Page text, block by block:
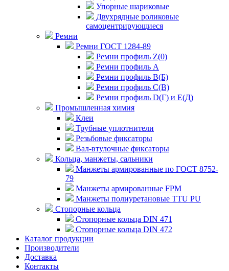
Упорные шариковые
Двухрядные роликовые
самоцентрирующиеся
Ремни
Ремни ГОСТ 1284-89
Ремни профиль Z(0)
Ремни профиль А
Ремни профиль В(Б)
Ремни профиль С(В)
Ремни профиль D(Г) и E(Д)
Промышленная химия
Клеи
Трубные уплотнители
Резьбовые фиксаторы
Вал-втулочные фиксаторы
Кольца, манжеты, сальники
Манжеты армированные по ГОСТ 8752-
79
Манжеты армированные FPM
Манжеты полиуретановые TTU PU
Стопорные кольца
Стопорные кольца DIN 471
Стопорные кольца DIN 472
Каталог продукции
Производители
Доставка
Контакты